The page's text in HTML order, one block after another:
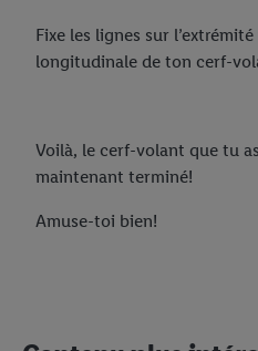
Fixe les lignes sur
longitudinale de ton cerf-
Voilà, le cerf-volant que tu
maintenant terminé!
Amuse-toi bien!